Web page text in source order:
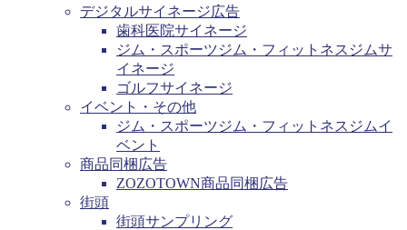
デジタルサイネージ広告
歯科医院サイネージ
ジム・スポーツジム・フィットネスジムサ
イネージ
ゴルフサイネージ
イベント・その他
ジム・スポーツジム・フィットネスジムイ
ベント
商品同梱広告
ZOZOTOWN商品同梱広告
街頭
街頭サンプリング